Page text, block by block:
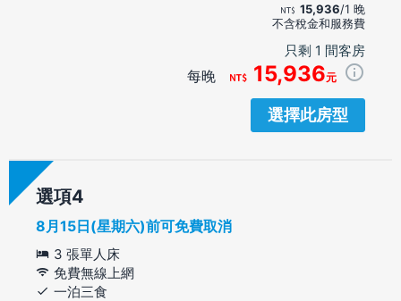
15,936/1 晚
不含稅金和服務費
只剩 1 間客房
每晚 15,936元
選擇此房型
選項
8月15日(星期六)前可免費取消
3 張單人床
免費無線上網
一泊三食